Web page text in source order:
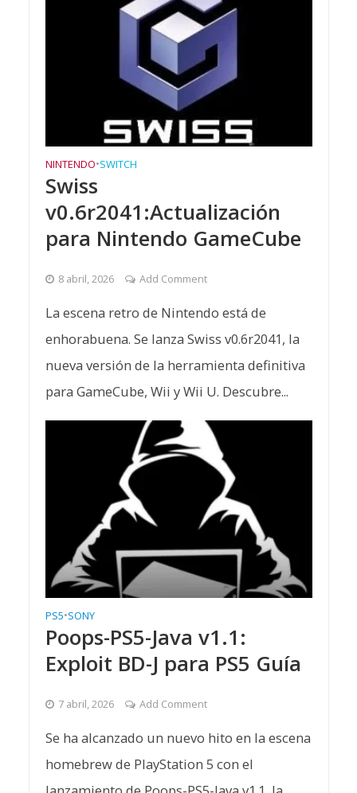
NINTENDO•SWITCH
Swiss
v0.6r2041:Actualización
para Nintendo GameCube
8 abril, 2026 Add Comment
La escena retro de Nintendo está de
enhorabuena. Se lanza Swiss v0.6r2041, la
nueva versión de la herramienta definitiva
para GameCube, Wii y Wii U. Descubre...
PS5•SONY
Poops-PS5-Java v1.1:
Exploit BD-J para PS5 Guía
7 abril, 2026 Add Comment
Se ha alcanzado un nuevo hito en la escena
homebrew de PlayStation 5 con el